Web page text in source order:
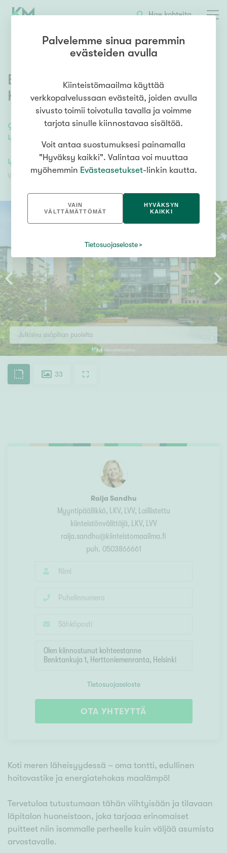
Hae kohteita
93 93m²
4h, k, kph, s, eril. wc, lasit. parveke
Benktankuja 1,
Herttoniemenranta,Helsinki
438 000,00 €
Velaton hinta
429 146,09 €
Myyntihinta
Julkisivu sisäpihan puolelta
33
Raija Sandhu
Myyntipäällikkö, LKV, LVV, Laillistettu
kiinteistönvälittäjä, LKV, LVV
raija.sandhu@kiinteistomaailma.fi
puh. 0503866661
Tietosuojaseloste
OTA YHTEYTTÄ
Koti meren läheisyydessä – oma tontti, edullinen
hoitovastike ja energiatehokas maalämpö!
Tervetuloa tutustumaan tähän viihtyisään ja tilavaan
läpitalon huoneistoon, joka tarjoaa erinomaiset
puitteet niin isommalle perheelle kuin väljää asumista
arvostavalle.
Palvelemme sinua paremmin
evästeiden avulla
Kiinteistömaailma käyttää
verkkopalvelussaan evästeitä, joiden avulla
sivusto toimii toivotulla tavalla ja voimme
tarjota sinulle kiinnostavaa sisältöä.
Voit antaa suostumuksesi painamalla
"Hyväksy kaikki". Valintaa voi muuttaa
myöhemmin Evästeasetukset-linkin kautta.
VAIN
VÄLTTÄMÄTTÖMÄT
HYVÄKSYN
KAIKKI
Tietosuojaseloste